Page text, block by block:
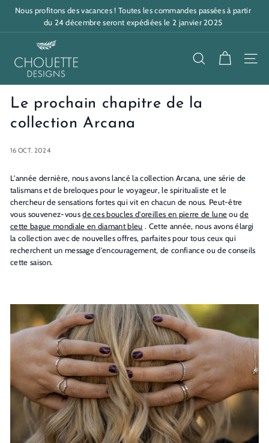
Diaporama
Pause
Nous profitons des vacances ! Toutes les commandes passées à partir
du 24 décembre seront expédiées le 2 janvier 2025
h
o
u
e
e
D
e
s
i
s
Le prochain chapitre de la
collection Arcana
16 OCT. 2024
L'année dernière, nous avons lancé la collection Arcana, une série de
talismans et de breloques pour le voyageur, le spiritualiste et le
chercheur de sensations fortes qui vit en chacun de nous. Peut-être
vous souvenez-vousde ces boucles d'oreilles en pierre de luneoude
cette bague mondiale en diamant bleu . Cette année, nous avons élargi
la collection avec de nouvelles offres, parfaites pour tous ceux qui
recherchent un message d'encouragement, de confiance ou de conseils
cette saison.